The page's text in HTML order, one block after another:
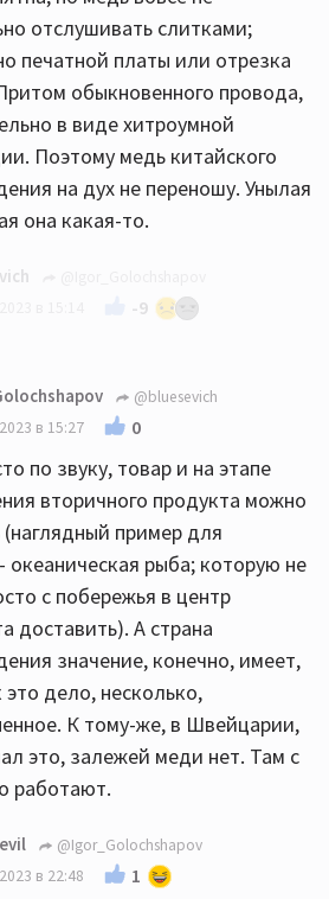
отслушивать слитками;
печатной платы или отрезка
обыкновенного провода,
в виде хитроумной
Поэтому медь китайского
на дух не переношу. Унылая
она какая-то.
-9
докажите, что она именно
а швейцарская именно в горах
добыта. А не наоборот...
@bluesevich
в 15:27
0
по звуку, товар и на этапе
вторичного продукта можно
(наглядный пример для
океаническая рыба; которую не
с побережья в центр
доставить). А страна
значение, конечно, имеет,
это дело, несколько,
К тому-же, в Швейцарии,
это, залежей меди нет. Там с
работают.
@Igor_Golochshapov
в 22:48
1